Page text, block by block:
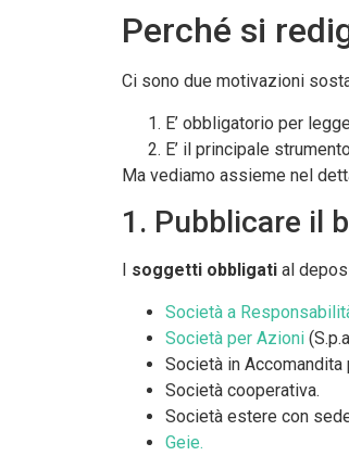
Perché si
Ci sono due motivazioni
E’ obbligatorio per legge
E’ il principale
Ma vediamo assieme nel
1. Pubblicare il
soggetti obbligati al
Società a
Società per Azioni
Società in Accomandita
Società cooperativa.
Società estere con
Geie.